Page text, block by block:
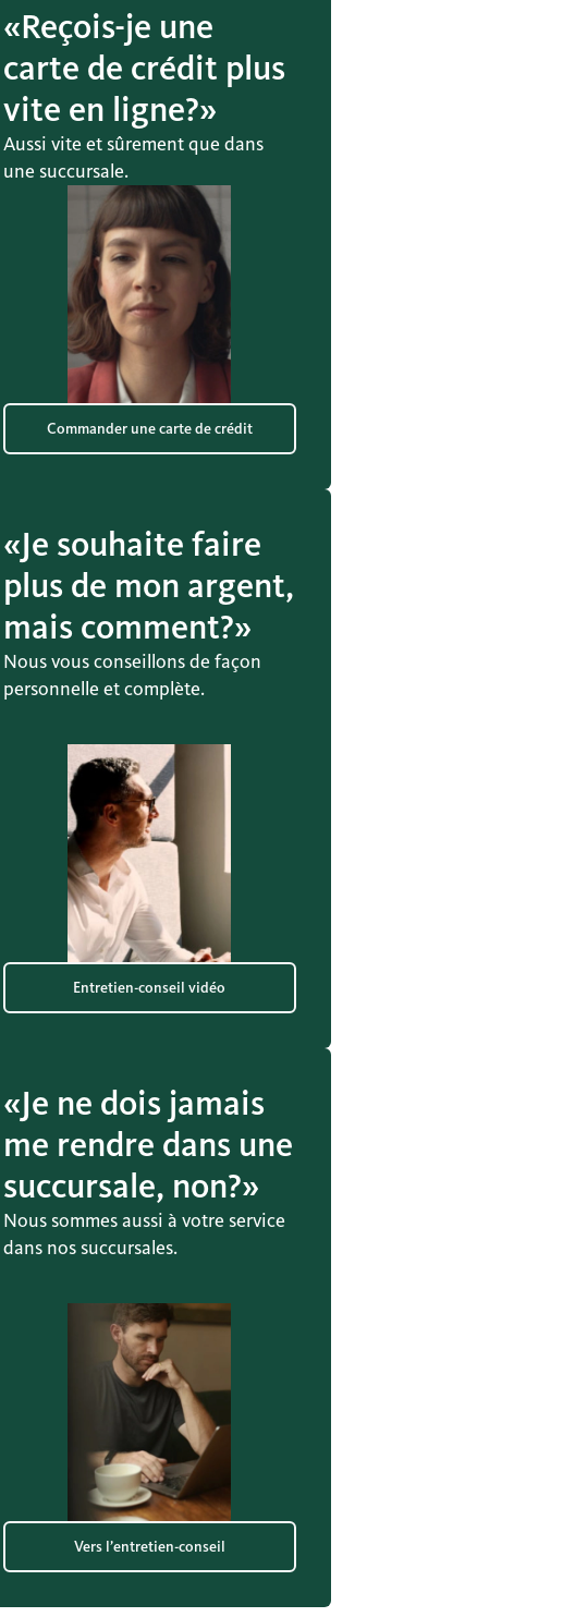
«Reçois-je une
carte de crédit plus
vite en ligne?»
Aussi vite et sûrement que dans
une succursale.
Commander une carte de crédit
«Je souhaite faire
plus de mon argent,
mais comment?»
Nous vous conseillons de façon
personnelle et complète.
Entretien-conseil vidéo
«Je ne dois jamais
me rendre dans une
succursale, non?»
Nous sommes aussi à votre service
dans nos succursales.
Vers l’entretien-conseil